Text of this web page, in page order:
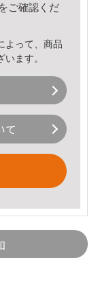
をご確認くだ
よって、商品
ます。
て